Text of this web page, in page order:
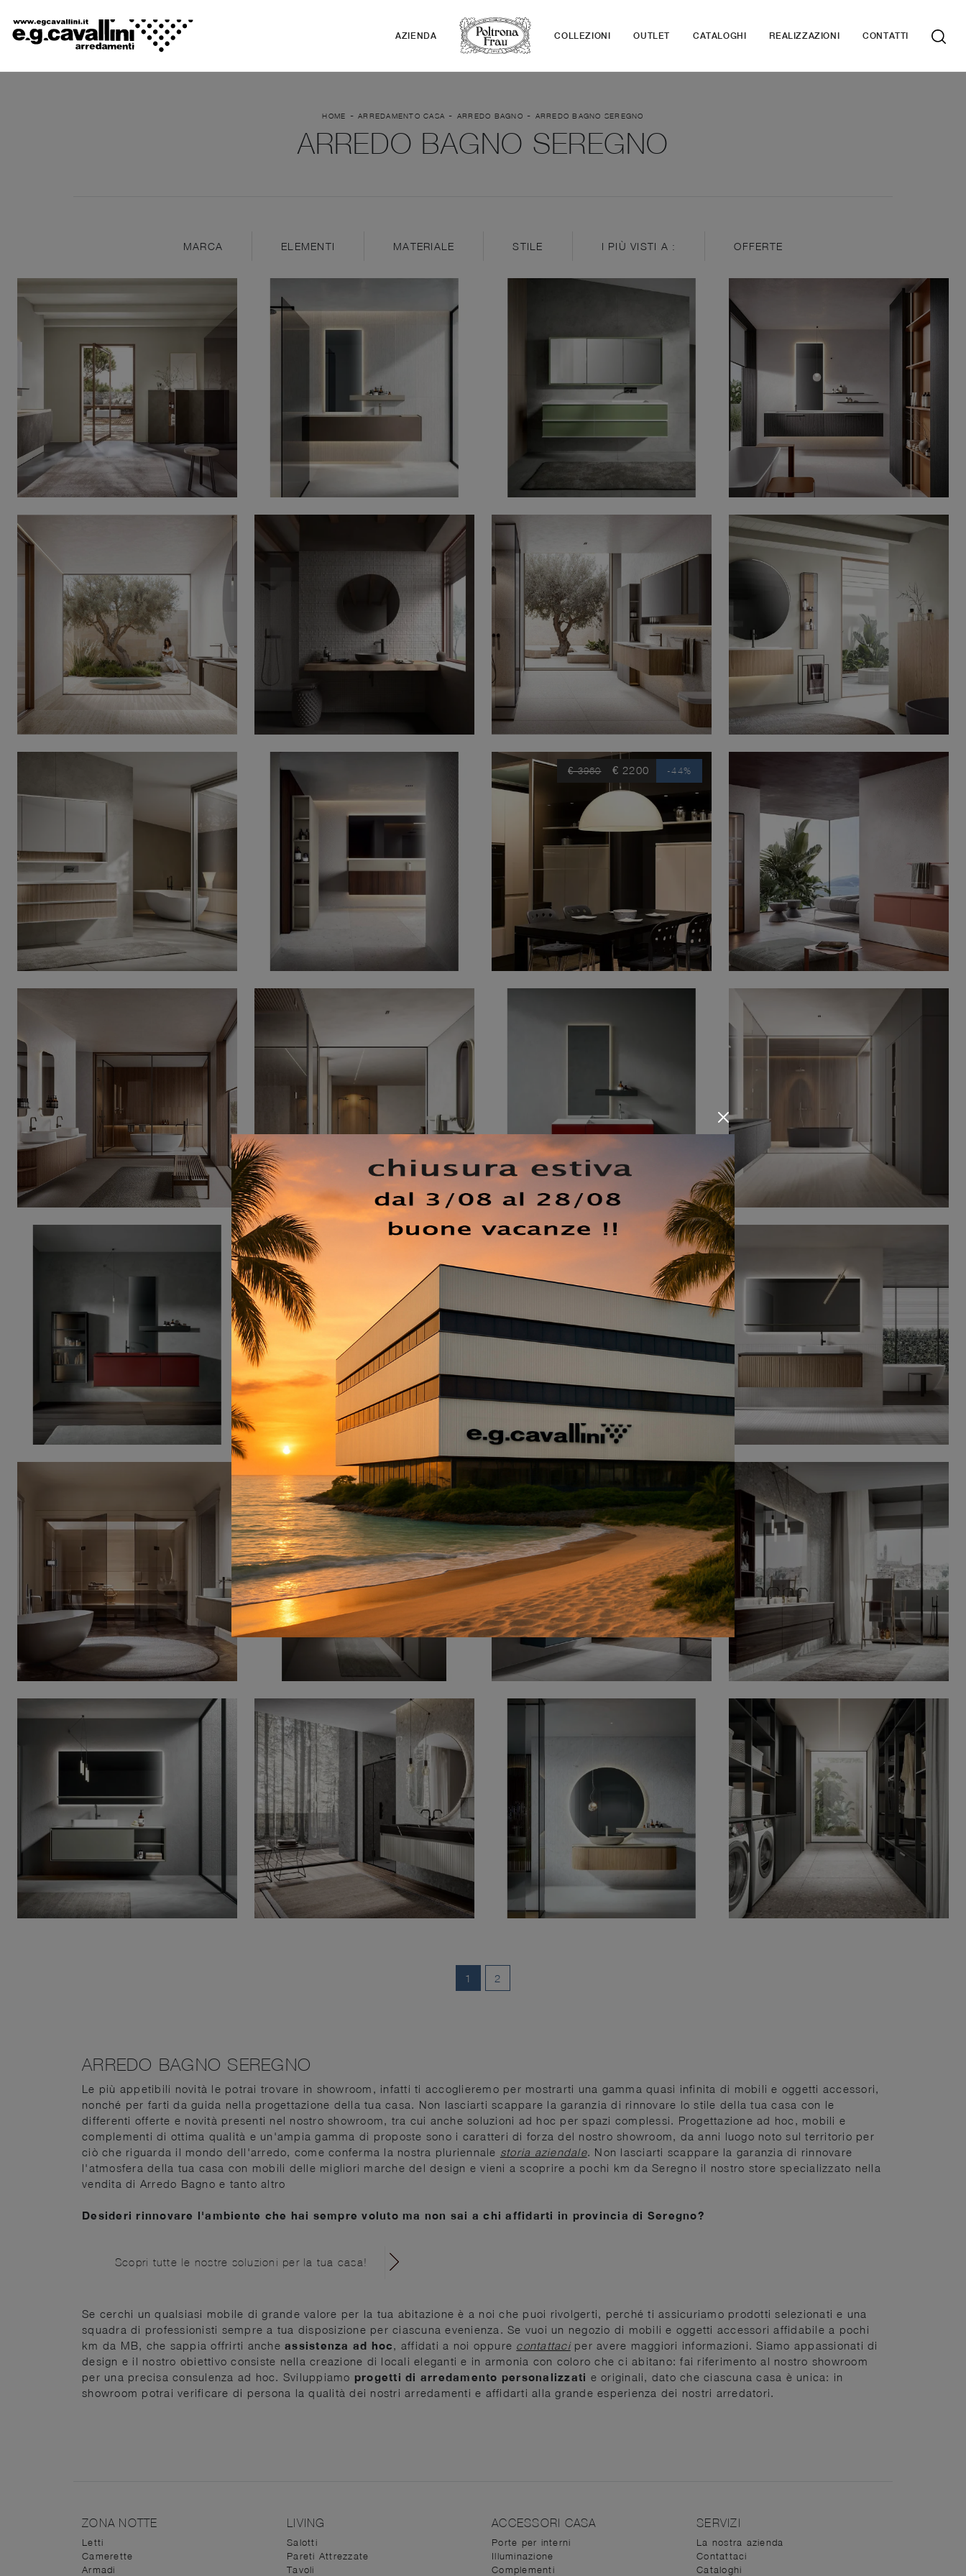
AZIENDA COLLEZIONI OUTLET CATALOGHI REALIZZAZIONI CONTATTI
HOME -ARREDAMENTO CASA - ARREDO BAGNO - ARREDO BAGNO SEREGNO
ARREDO BAGNO SEREGNO
MARCA ELEMENTI MATERIALE STILE I PIÙ VISTI A : OFFERTE
€ 3960 € 2200 -44%
1 2
ARREDO BAGNO SEREGNO
Le più appetibili novità le potrai trovare in showroom, infatti ti accoglieremo per mostrarti una gamma quasi infinita di mobili e oggetti accessori,
nonché per farti da guida nella progettazione della tua casa. Non lasciarti scappare la garanzia di rinnovare lo stile della tua casa con le
differenti offerte e novità presenti nel nostro showroom, tra cui anche soluzioni ad hoc per spazi complessi. Progettazione ad hoc, mobili e
complementi di ottima qualità e un'ampia gamma di proposte sono i caratteri di forza del nostro showroom, da anni luogo noto sul territorio per
ciò che riguarda il mondo dell'arredo, come conferma la nostra pluriennale storia aziendale. Non lasciarti scappare la garanzia di rinnovare
l'atmosfera della tua casa con mobili delle migliori marche del design e vieni a scoprire a pochi km da Seregno il nostro store specializzato nella
vendita di Arredo Bagno e tanto altro
Desideri rinnovare l'ambiente che hai sempre voluto ma non sai a chi affidarti in provincia di Seregno?
Scopri tutte le nostre soluzioni per la tua casa!
Se cerchi un qualsiasi mobile di grande valore per la tua abitazione è a noi che puoi rivolgerti, perché ti assicuriamo prodotti selezionati e una
squadra di professionisti sempre a tua disposizione per ciascuna evenienza. Se vuoi un negozio di mobili e oggetti accessori affidabile a pochi
km da MB, che sappia offrirti anche assistenza ad hoc , affidati a noi oppure contattaciper avere maggiori informazioni. Siamo appassionati di
design e il nostro obiettivo consiste nella creazione di locali eleganti e in armonia con coloro che ci abitano: fai riferimento al nostro showroom
per una precisa consulenza ad hoc. Sviluppiamo progetti di arredamento personalizzati e originali, dato che ciascuna casa è unica: in
showroom potrai verificare di persona la qualità dei nostri arredamenti e affidarti alla grande esperienza dei nostri arredatori.
ZONA NOTTE
Letti
Camerette
Armadi
LIVING
Salotti
Pareti Attrezzate
Tavoli
ACCESSORI CASA
Porte per interni
Illuminazione
Complementi
SERVIZI
La nostra azienda
Contattaci
Cataloghi